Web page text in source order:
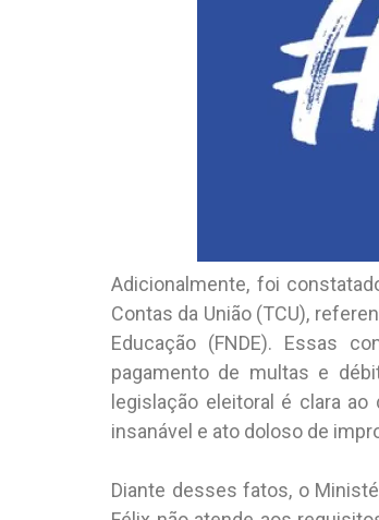
Adicionalmente, foi
Contas da União (TCU),
Educação (FNDE). Essas
pagamento de multas e
legislação eleitoral é clara
insanável e ato doloso de
Diante desses fatos, o